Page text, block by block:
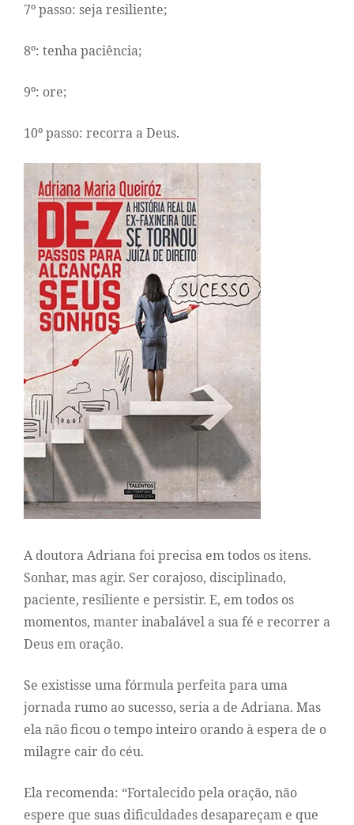
7º passo: seja resiliente;
8º: tenha paciência;
9º: ore;
10º passo: recorra a Deus.
A doutora Adriana foi precisa em todos os itens.
Sonhar, mas agir. Ser corajoso, disciplinado,
paciente, resiliente e persistir. E, em todos os
momentos, manter inabalável a sua fé e recorrer a
Deus em oração.
Se existisse uma fórmula perfeita para uma
jornada rumo ao sucesso, seria a de Adriana. Mas
ela não ficou o tempo inteiro orando à espera de o
milagre cair do céu.
Ela recomenda: “Fortalecido pela oração, não
espere que suas dificuldades desapareçam e que